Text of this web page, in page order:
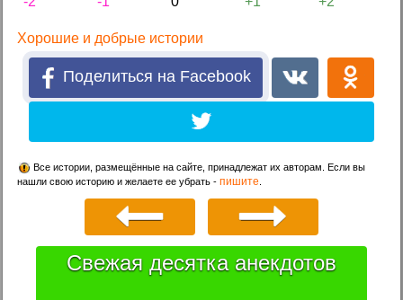
Хорошие и добрые истории
Поделиться на Facebook
Все истории, размещённые на сайте, принадлежат их авторам. Если вы
нашли свою историю и желаете ее убрать -пишите
Свежая десятка анекдотов